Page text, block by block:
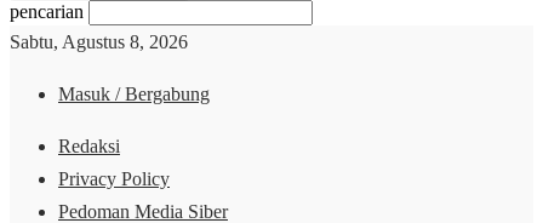
pencarian
Sabtu, Agustus 8, 2026
Masuk / Bergabung
Redaksi
Privacy Policy
Pedoman Media Siber